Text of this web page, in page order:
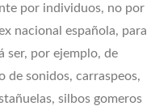
por individuos, no por
nacional española, para
ser, por ejemplo, de
de sonidos, carraspeos,
silbos gomeros